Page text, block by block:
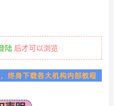
陆 后才可以浏览